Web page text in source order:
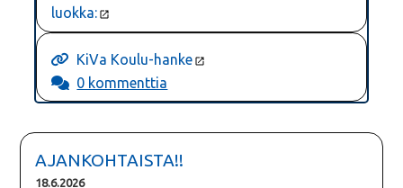
luokka:
KiVa Koulu-hanke
0 kommenttia
AJANKOHTAISTA!!
18.6.2026